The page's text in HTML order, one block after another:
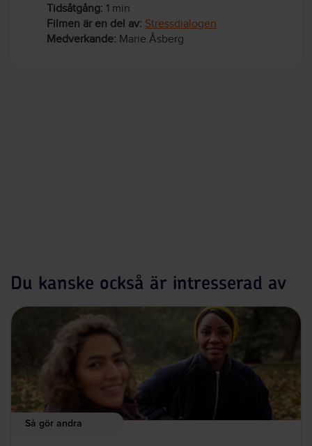
Tidsåtgång: 1 min
Filmen är en del av: Stressdialogen
Medverkande: Marie Åsberg
Du kanske också är intresserad av
Så gör andra